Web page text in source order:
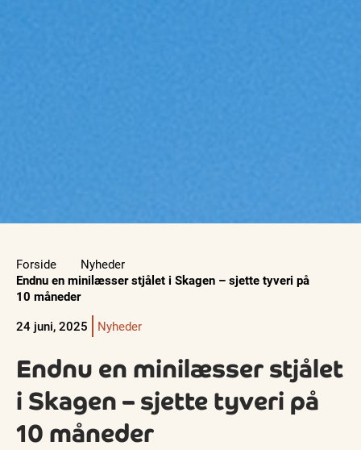
Forside
Nyheder
Endnu en minilæsser stjålet i Skagen – sjette tyveri på
10 måneder
24 juni, 2025
Nyheder
Endnu en minilæsser stjålet
i Skagen – sjette tyveri på
10 måneder